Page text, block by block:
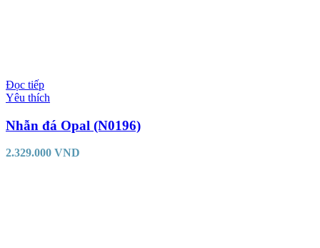
Đọc tiếp
Yêu thích
Nhẫn đá Opal (N0196)
2.329.000 VND